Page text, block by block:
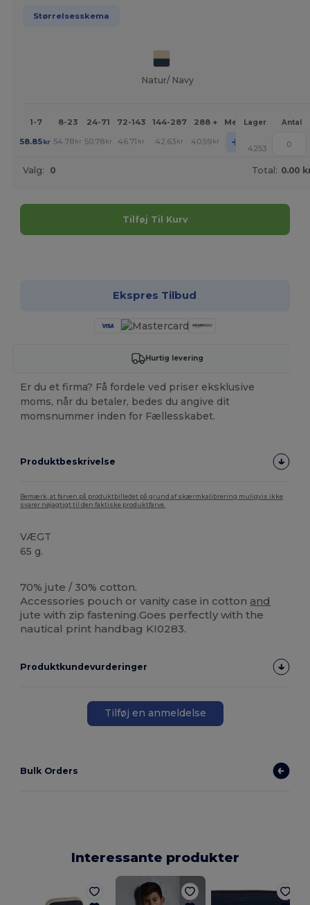
Størrelsesskema
Natur/ Navy
1-7 8-23 24-71 72-143 144-287 288 + MereLager Antal
58.85kr 54.78 kr 50.78 kr 46.71 kr 42.63 kr 40.59 kr + 4253
Valg: 0 Total: 0.00
Tilføj Til Kurv
Ekspres Tilbud
Hurtig levering
Er du et firma? Få fordele ved priser eksklusive
moms, når du betaler, bedes du angive dit
momsnummer inden for Fællesskabet.
Produktbeskrivelse
Bemærk, at farven på produktbilledet på grund af skærmkalibrering muligvis ikke
svarer nøjagtigt til den faktiske produktfarve.
VÆGT
65 g.
70% jute / 30% cotton.
Accessories pouch or vanity case in cotton and
jute with zip fastening.Goes perfectly with the
nautical print handbag KI0283.
Produktkundevurderinger
Tilføj en anmeldelse
Bulk Orders
Interessante produkter